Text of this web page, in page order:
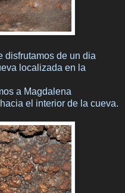
disfrutamos de un dia
localizada en la
a Magdalena
el interior de la cueva.